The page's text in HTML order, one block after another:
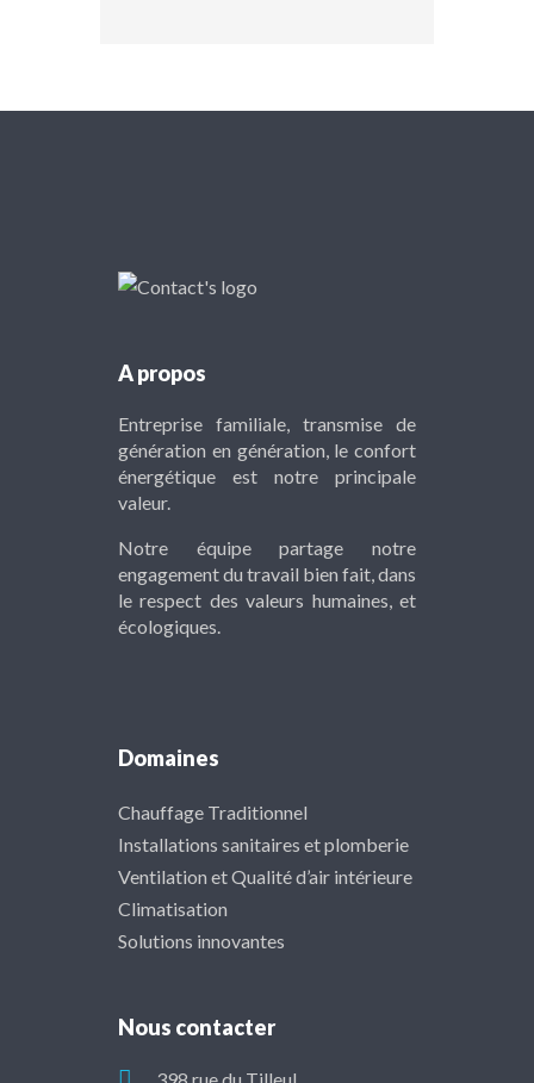
A propos
Entreprise familiale, transmise de
génération en génération, le confort
énergétique est notre principale
valeur.
Notre équipe partage notre
engagement du travail bien fait, dans
le respect des valeurs humaines, et
écologiques.
Domaines
Chauffage Traditionnel
Installations sanitaires et plomberie
Ventilation et Qualité d’air intérieure
Climatisation
Solutions innovantes
Nous contacter